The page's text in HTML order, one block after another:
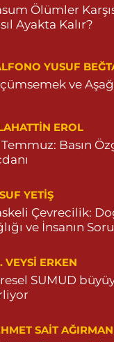
Yol Tarifi Al
CADDE NO:4A
Yol Tarifi Al
OZAN CADDESİ DIŞ
KARŞISI (DİYARBAKIR
Yol Tarifi Al
SOKAK NO:4 3
Yol Tarifi Al
Ölümler
Ayakta Kalır?
YUSUF
ve
EROL
Basın
YETİŞ
Çevrecilik:
ve İnsanın
VEYSI ERKEN
SUMUD
SAIT AĞIRMAN